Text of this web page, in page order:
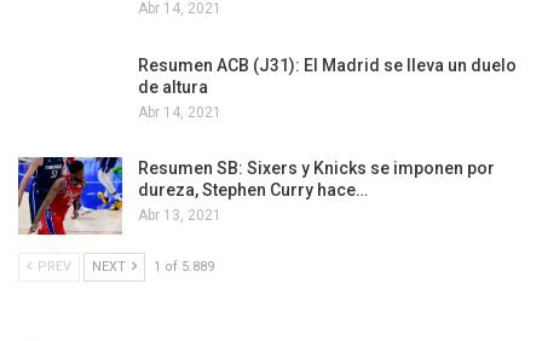
Abr 14, 2021
Resumen ACB (J31): El Madrid se lleva un duelo
de altura
Abr 14, 2021
Resumen SB: Sixers y Knicks se imponen por
dureza, Stephen Curry hace…
Abr 13, 2021
PREV NEXT 1 of 5.889